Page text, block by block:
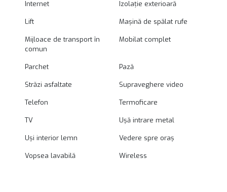
Internet Izolație exterioară
Lift Mașină de spălat rufe
Mijloace de transport în
comun
Mobilat complet
Parchet Pază
Străzi asfaltate Supraveghere video
Telefon Termoficare
TV Ușă intrare metal
Uși interior lemn Vedere spre oraș
Vopsea lavabilă Wireless